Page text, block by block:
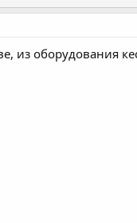
оборудования